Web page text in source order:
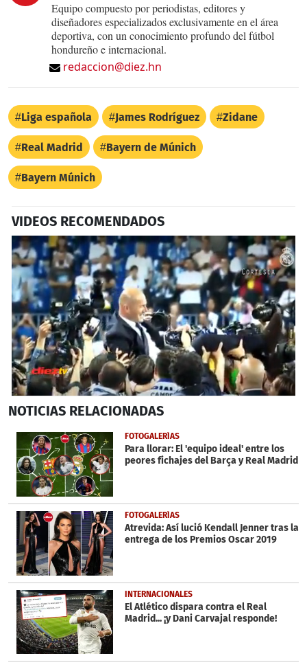
Equipo compuesto por periodistas, editores y
diseñadores especializados exclusivamente en el área
deportiva, con un conocimiento profundo del fútbol
hondureño e internacional.
redaccion@diez.hn
Liga española James Rodríguez Zidane
Real Madrid Bayern de Múnich
Bayern Múnich
VIDEOS RECOMENDADOS
seconds
1
minute,
8
seconds
NOTICIAS RELACIONADAS
FOTOGALERÍAS
Para llorar: El 'equipo ideal' entre los
peores fichajes del Barça y Real Madrid
FOTOGALERÍAS
Atrevida: Así lució Kendall Jenner tras la
entrega de los Premios Oscar 2019
INTERNACIONALES
El Atlético dispara contra el Real
Madrid... ¡y Dani Carvajal responde!